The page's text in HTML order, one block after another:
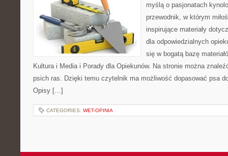
myślą o pasjonatach
przewodnik, w którym
inspirujące materiały
dla odpowiedzialnych
się w bogatą bazę
Kultura i Media i Porady dla Opiekunów. Na stronie można
psich ras. Dzięki temu czytelnik ma możliwość dopasować psa
Opisy […]
CATEGORIES: WET-OPINIA